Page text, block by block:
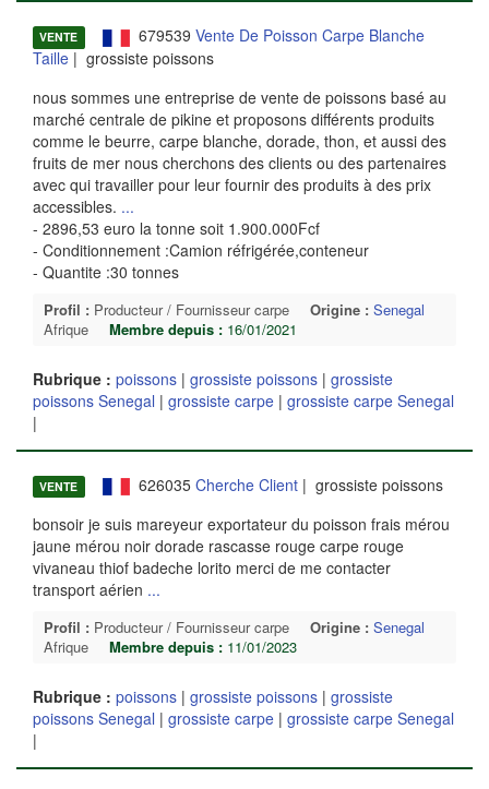
VENTE 679539 Vente De Poisson Carpe Blanche
Taille | grossiste poissons
nous sommes une entreprise de vente de poissons basé au
marché centrale de pikine et proposons différents produits
comme le beurre, carpe blanche, dorade, thon, et aussi des
fruits de mer nous cherchons des clients ou des partenaires
avec qui travailler pour leur fournir des produits à des prix
accessibles. ...
- 2896,53 euro la tonne soit 1.900.000Fcf
- Conditionnement :Camion réfrigérée,conteneur
- Quantite :30 tonnes
Profil : Producteur / Fournisseur carpe Origine : Senegal
Afrique
Membre depuis : 16/01/2021
Rubrique : poissons | grossiste poissons | grossiste
poissons Senegal | grossiste carpe | grossiste carpe Senegal
|
VENTE 626035 Cherche Client| grossiste poissons
bonsoir je suis mareyeur exportateur du poisson frais mérou
jaune mérou noir dorade rascasse rouge carpe rouge
vivaneau thiof badeche lorito merci de me contacter
transport aérien ...
Profil : Producteur / Fournisseur carpe Origine : Senegal
Afrique
Membre depuis : 11/01/2023
Rubrique : poissons | grossiste poissons | grossiste
poissons Senegal | grossiste carpe | grossiste carpe Senegal
|